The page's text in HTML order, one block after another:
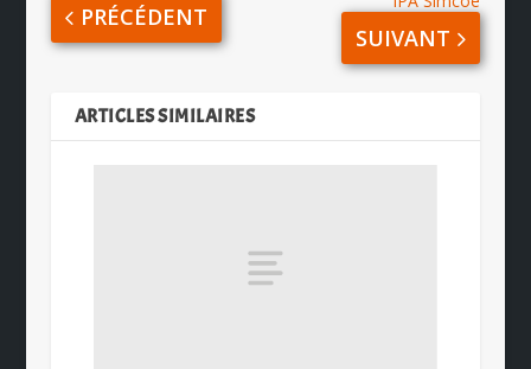
PRÉCÉDENT
SUIVANT
ARTICLES SIMILAIRES